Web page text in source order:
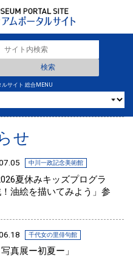
サイト 総合MENU
せ
中川一政記念美術館
夏休みキッズプログラ
油絵を描いてみよう」参
千代女の里俳句館
真展ー初夏ー」